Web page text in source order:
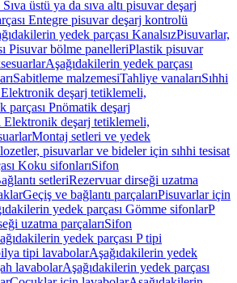
üstü ya da sıva altı pisuvar deşarj
Entegre pisuvar deşarj kontrolü
yedek parçası KanalsızPisuvarlar,
Pisuvar bölme panelleriPlastik pisuvar
Aşağıdakilerin yedek parçası
Sabitleme malzemesiTahliye vanalarıSıhhi
deşarj tetiklemeli,
parçası Pnömatik deşarj
Elektronik deşarj tetiklemeli,
Montaj setleri ve yedek
pisuvarlar ve bideler için sıhhi tesisat
Koku sifonlarıSifon
setleriRezervuar dirseği uzatma
Geçiş ve bağlantı parçalarıPisuvarlar için
yedek parçası Gömme sifonlarP
uzatma parçalarıSifon
yedek parçası P tipi
tipi lavabolarAşağıdakilerin yedek
lavabolarAşağıdakilerin yedek parçası